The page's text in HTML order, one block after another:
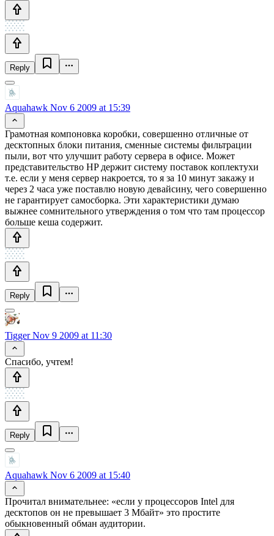
Reply
Aquahawk Nov 6 2009 at 15:39
Грамотная компоновка коробки, совершенно отличные от
десктопных блоки питания, сменные системы фильтрации
пыли, вот что улучшит работу сервера в офисе. Может
представительство HP держит систему поставок коплектухи
т.е. если у меня сервер накроется, то я за 10 минут закажу и
через 2 часа уже поставлю новую девайсину, чего совершенно
не гарантирует самосборка. Эти характеристики думаю
выжнее сомнительного утверждения о том что там процессор
больше кеша содержит.
Reply
TiggerNov 9 2009 at 11:30
Спасибо, учтем!
Reply
Aquahawk Nov 6 2009 at 15:40
Прочитал внимательнее: «если у процессоров Intel для
десктопов он не превышает 3 Мбайт» это простите
обыкновенный обман аудитории.